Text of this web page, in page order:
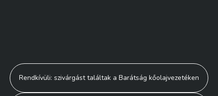
Bejegyzés
navigáció
Rendkívüli: szivárgást találtak a Barátság kőolajvezetéken